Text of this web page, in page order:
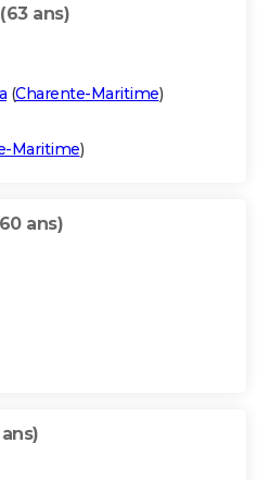
(63 ans)
(Charente-Maritime)
Maritime)
ans)